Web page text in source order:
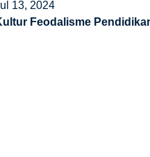
13, 2024
Feodalisme